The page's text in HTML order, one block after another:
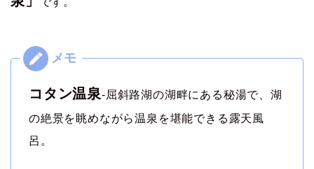
コタン温泉-屈斜路湖の湖畔にある秘湯で、湖
の絶景を眺めながら温泉を堪能できる露天風
呂。